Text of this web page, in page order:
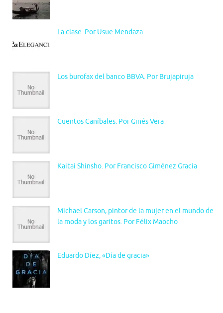
La clase. Por Usue Mendaza
Los burofax del banco BBVA. Por Brujapiruja
Cuentos Caníbales. Por Ginés Vera
Kaitai Shinsho. Por Francisco Giménez Gracia
Michael Carson, pintor de la mujer en el mundo de
la moda y los garitos. Por Félix Maocho
Eduardo Díez, «Día de gracia»